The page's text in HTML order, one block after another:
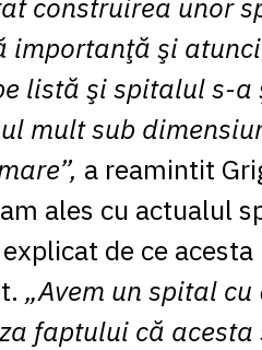
importanţă şi
listă şi spitalul s-
mult sub
a reamintit
ales cu actualul
de ce acesta
„Avem un spital
faptului că